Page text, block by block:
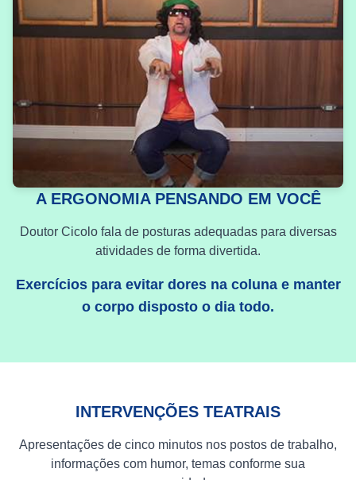
A ERGONOMIA PENSANDO EM VOCÊ
Doutor Cicolo fala de posturas adequadas para diversas
atividades de forma divertida.
Exercícios para evitar dores na coluna e manter
o corpo disposto o dia todo.
INTERVENÇÕES TEATRAIS
Apresentações de cinco minutos nos postos de trabalho,
informações com humor, temas conforme sua